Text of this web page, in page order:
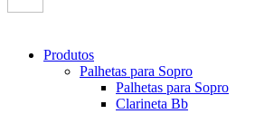
Produtos
Palhetas para Sopro
Palhetas para Sopro
Clarineta Bb